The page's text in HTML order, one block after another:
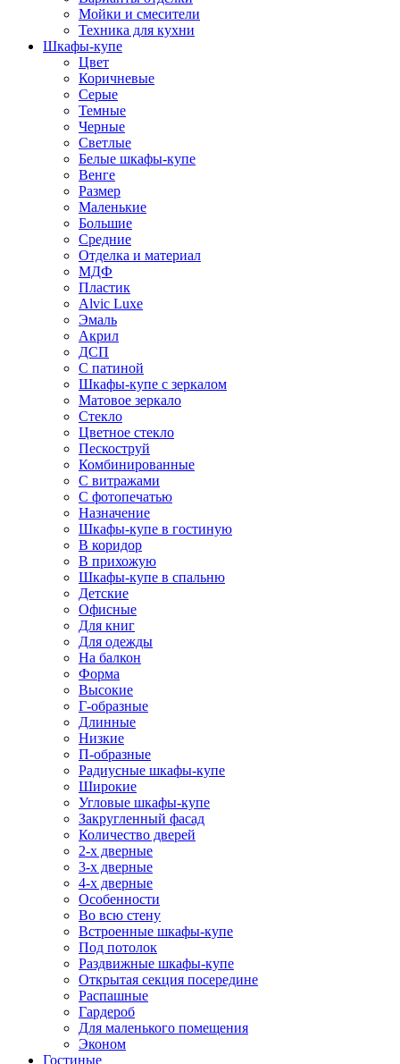
Мойки и смесители
Техника для кухни
Шкафы-купе
Цвет
Коричневые
Серые
Темные
Черные
Светлые
Белые шкафы-купе
Венге
Размер
Маленькие
Большие
Средние
Отделка и материал
МДФ
Пластик
Alvic Luxe
Эмаль
Акрил
ДСП
С патиной
Шкафы-купе с зеркалом
Матовое зеркало
Стекло
Цветное стекло
Пескоструй
Комбинированные
С витражами
С фотопечатью
Назначение
Шкафы-купе в гостиную
В коридор
В прихожую
Шкафы-купе в спальню
Детские
Офисные
Для книг
Для одежды
На балкон
Форма
Высокие
Г-образные
Длинные
Низкие
П-образные
Радиусные шкафы-купе
Широкие
Угловые шкафы-купе
Закругленный фасад
Количество дверей
2-х дверные
3-х дверные
4-х дверные
Особенности
Во всю стену
Встроенные шкафы-купе
Под потолок
Раздвижные шкафы-купе
Открытая секция посередине
Распашные
Гардероб
Для маленького помещения
Эконом
Гостиные